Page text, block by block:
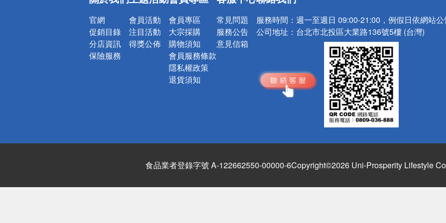
官網
促銷目錄
分店資訊
保險服務
會員活動
注目活動
得獎公佈
會員專區
大宗採購
購物須知
會員服務條款
隱私權政策
退貨須知
常見問題
服務公告
意見信箱
服務時間： 週一至週日 09:00-21:00，例假日依網站
公司地址： 台北市北投區大業路136號5樓 (台灣)
食品業者登錄字號 A-122662550-00000-6Copyright©2026 Uni-Prosperity Lifestyle